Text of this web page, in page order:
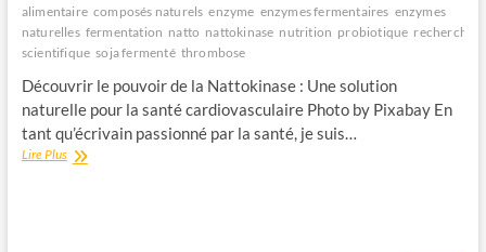
alimentaire composés naturels enzyme enzymes fermentaires enzymes
naturelles fermentation natto nattokinase nutrition probiotique recherche
scientifique soja fermenté thrombose
Découvrir le pouvoir de la Nattokinase : Une solution
naturelle pour la santé cardiovasculaire ‍Photo by Pixabay ‍En
tant qu’écrivain passionné par la santé, je suis…
Lire PlusLes